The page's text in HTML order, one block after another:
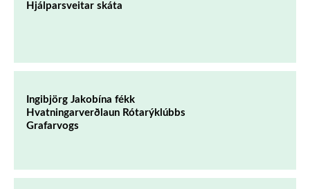
Hjálparsveitar skáta
Ingibjörg Jakobína fékk
Hvatningarverðlaun Rótarýklúbbs
Grafarvogs